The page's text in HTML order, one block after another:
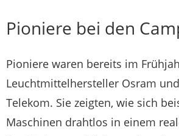
Pioniere bei den
Pioniere waren bereits im
Leuchtmittelhersteller Osram
Telekom. Sie zeigten, wie sich
Maschinen drahtlos in einem